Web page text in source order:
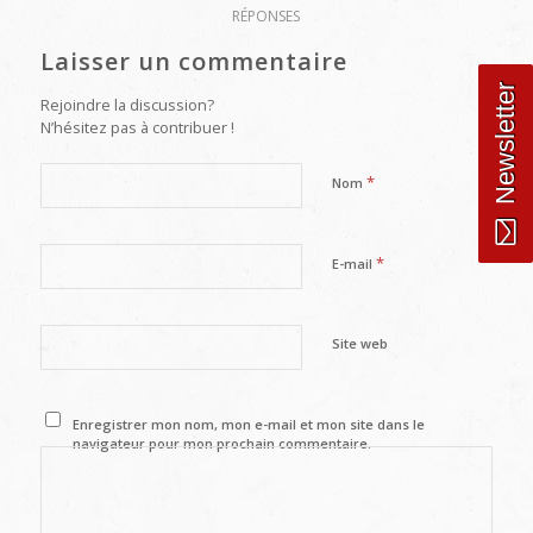
RÉPONSES
Laisser un commentaire
Rejoindre la discussion?
N’hésitez pas à contribuer !
Nom *
E-mail *
Site web
Enregistrer mon nom, mon e-mail et mon site dans le
navigateur pour mon prochain commentaire.
Newsletter